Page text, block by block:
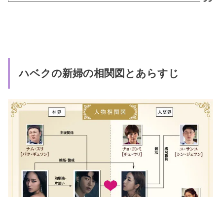
ハベクの新婦の相関図とあらすじ